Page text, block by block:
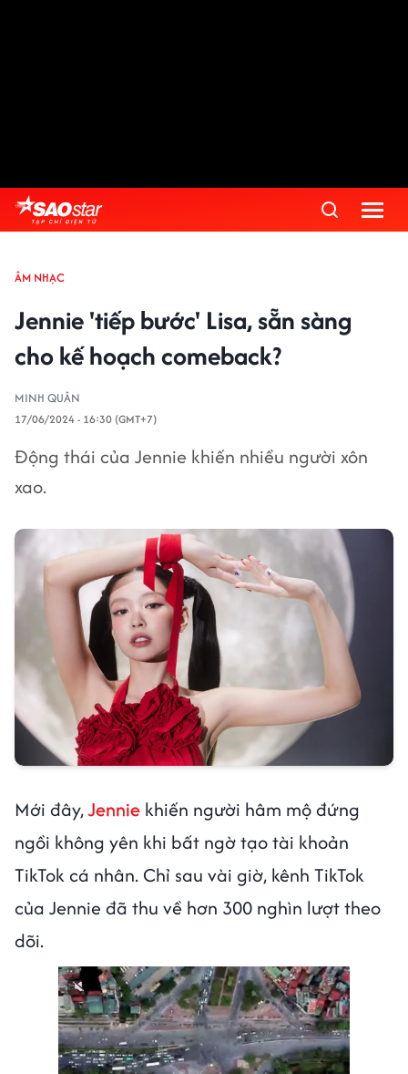
ÂM NHẠC
Jennie 'tiếp bước' Lisa, sẵn sàng
cho kế hoạch comeback?
MINH QUÂN
17/06/2024 - 16:30 (GMT+7)
Động thái của Jennie khiến nhiều người xôn
xao.
Mới đây,Jennie khiến người hâm mộ đứng
ngồi không yên khi bất ngờ tạo tài khoản
TikTok cá nhân. Chỉ sau vài giờ, kênh TikTok
của Jennie đã thu về hơn 300 nghìn lượt theo
dõi.